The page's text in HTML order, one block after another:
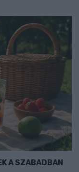
A SZABADBAN